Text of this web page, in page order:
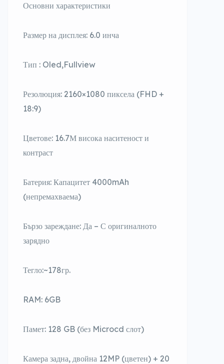
Основни характеристики
Размер на дисплея: 6.0 инча
Тип : Oled,Fullview
Резолюция: 2160×1080 пиксела (FHD +
18:9)
Цветове: 16.7М висока наситеност и
контраст
Батерия: Капацитет 4000mAh
(непремахваема)
Бързо зареждане: Да – С оригиналното
зарядно
Тегло:~178гр.
RAM: 6GB
Памет: 128 GB (без Microcd слот)
Камера задна, двойна 12MP (цветен) + 20